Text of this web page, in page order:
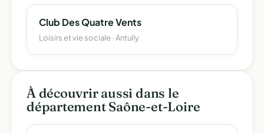
Club Des Quatre Vents
Loisirs et vie sociale · Antully
À découvrir aussi dans le
département Saône-et-Loire